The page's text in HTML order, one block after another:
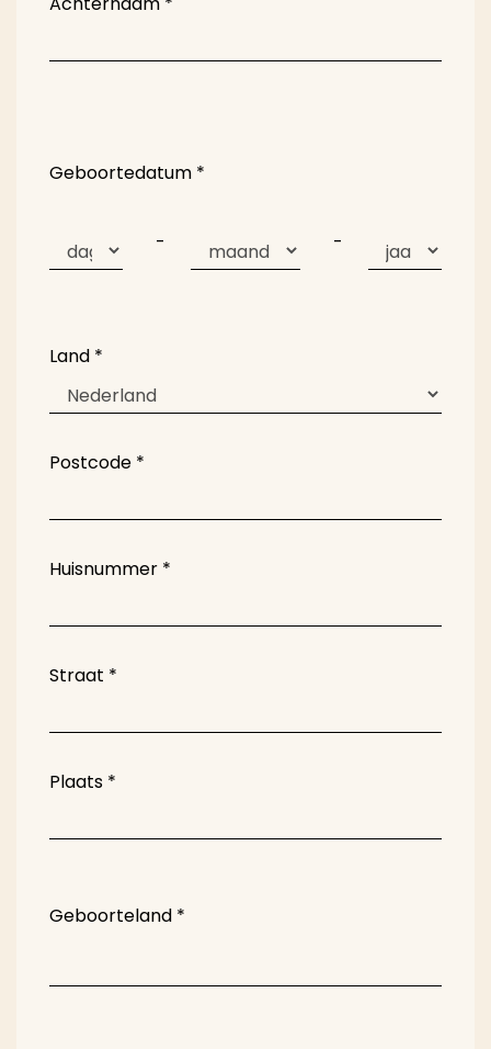
Geboortedatum *
- -
Land *
Postcode *
Huisnummer *
Straat *
Plaats *
Geboorteland *